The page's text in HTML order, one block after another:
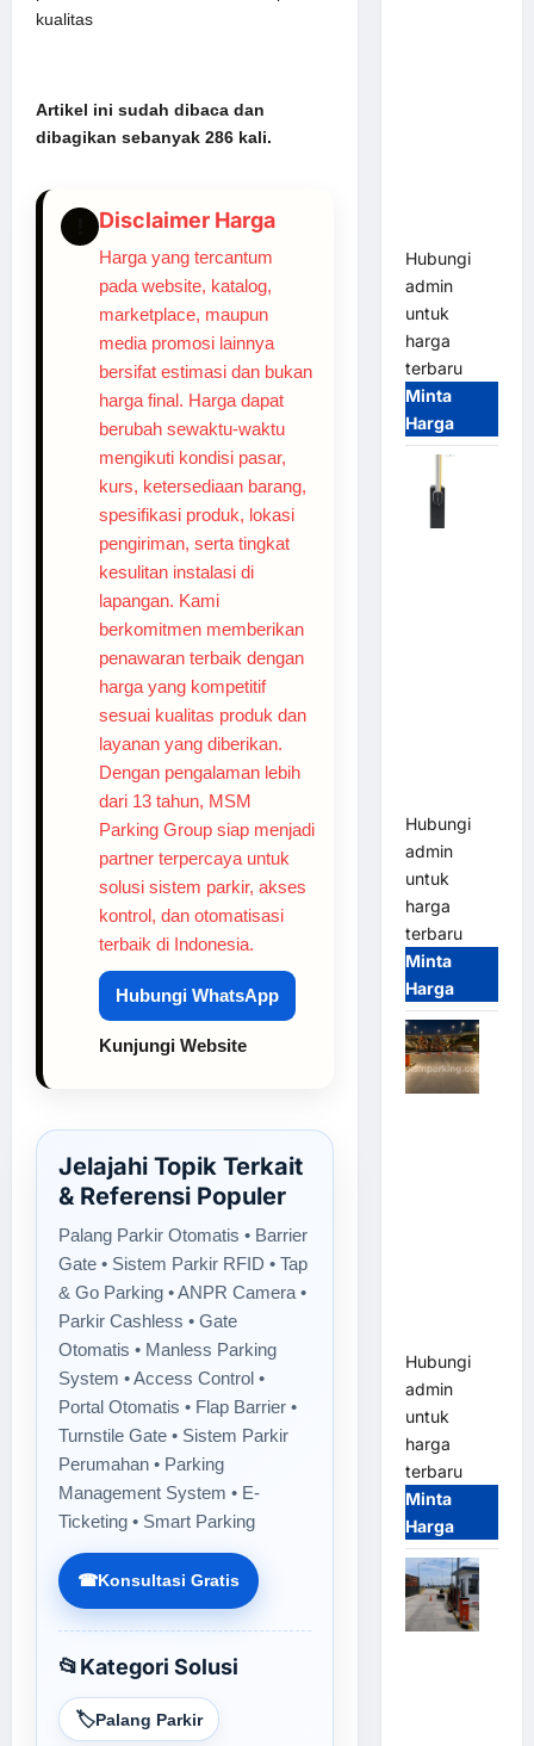
kualitas
Artikel ini sudah dibaca dan
dibagikan sebanyak 286 kali.
Disclaimer Harga
Harga yang tercantum
pada website, katalog,
marketplace, maupun
media promosi lainnya
bersifat estimasi dan bukan
harga final. Harga dapat
berubah sewaktu-waktu
mengikuti kondisi pasar,
kurs, ketersediaan barang,
spesifikasi produk, lokasi
pengiriman, serta tingkat
kesulitan instalasi di
lapangan. Kami
berkomitmen memberikan
penawaran terbaik dengan
harga yang kompetitif
sesuai kualitas produk dan
layanan yang diberikan.
Dengan pengalaman lebih
dari 13 tahun, MSM
Parking Group siap menjadi
partner terpercaya untuk
solusi sistem parkir, akses
kontrol, dan otomatisasi
terbaik di Indonesia.
Hubungi WhatsApp
Kunjungi Website
Jelajahi Topik Terkait
& Referensi Populer
Palang Parkir Otomatis • Barrier
Gate • Sistem Parkir RFID • Tap
& Go Parking • ANPR Camera •
Parkir Cashless • Gate
Otomatis • Manless Parking
System • Access Control •
Portal Otomatis • Flap Barrier •
Turnstile Gate • Sistem Parkir
Perumahan • Parking
Management System • E-
Ticketing • Smart Parking
☎Konsultasi Gratis
📂Kategori Solusi
🏷️Palang Parkir
Hubungi
admin
untuk
harga
terbaru
Minta
Harga
Hubungi
admin
untuk
harga
terbaru
Minta
Harga
Hubungi
admin
untuk
harga
terbaru
Minta
Harga